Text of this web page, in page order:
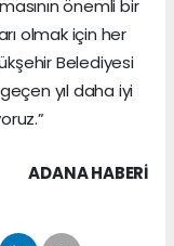
önemli bir
olmak için her
Belediyesi
yıl daha iyi
ADANA HABERİ